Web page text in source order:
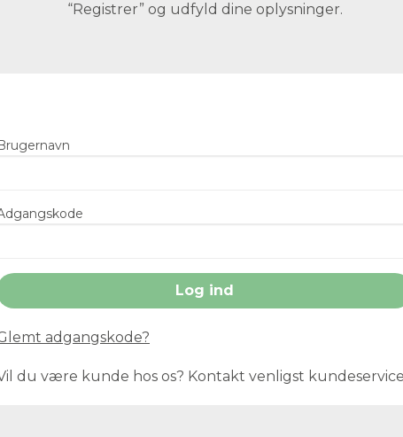
“Registrer” og udfyld dine oplysninger.
adgangskode?
du være kunde hos os? Kontakt venligst